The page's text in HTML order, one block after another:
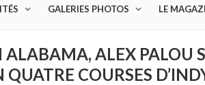
GALERIES PHOTOS LE
ALABAMA, ALEX PALOU
COURSES